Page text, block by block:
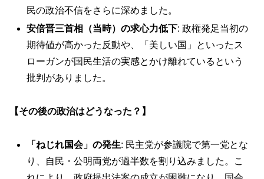
民の政治不信をさらに深めました。
安倍晋三首相（当時）の求心力低下: 政権発足当初の
期待値が高かった反動や、「美しい国」といったス
ローガンが国民生活の実感とかけ離れているという
批判がありました。
【その後の政治はどうなった？】
「ねじれ国会」の発生: 民主党が参議院で第一党とな
り、自民・公明両党が過半数を割り込みました。こ